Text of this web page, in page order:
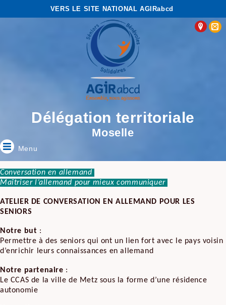
VERS LE SITE NATIONAL AGIRabcd
Délégation territoriale
Moselle
Menu
Conversation en allemand
Maîtriser l’allemand pour mieux communiquer
ATELIER DE CONVERSATION EN ALLEMAND POUR LES
SENIORS
Notre but :
Permettre à des seniors qui ont un lien fort avec le pays voisin
d’enrichir leurs connaissances en allemand
Notre partenaire :
Le CCAS de la ville de Metz sous la forme d’une résidence
autonomie